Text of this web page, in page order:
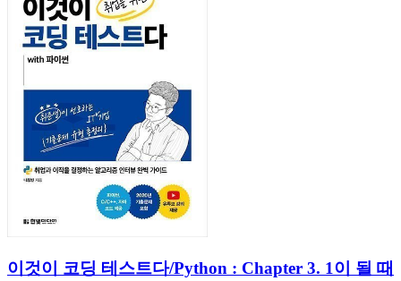
이것이 코딩 테스트다/Python : Chapter 3. 1이 될 때